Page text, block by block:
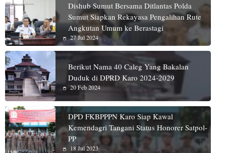
Dishub Sumut Bersama Ditlantas Polda
Sumut Siapkan Rekayasa Pengalihan Rute
Angkutan Umum ke Berastagi
27 Jul 2024
Berikut Nama 40 Caleg Yang Bakalan
Duduk di DPRD Karo 2024-2029
20 Feb 2024
DPD FKBPPPN Karo Siap Kawal
Kemendagri Tangani Status Honorer Satpol-
PP
18 Jul 2023